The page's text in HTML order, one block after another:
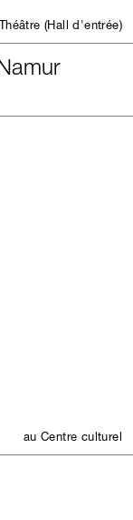
(Hall d'entrée)
au Centre culturel